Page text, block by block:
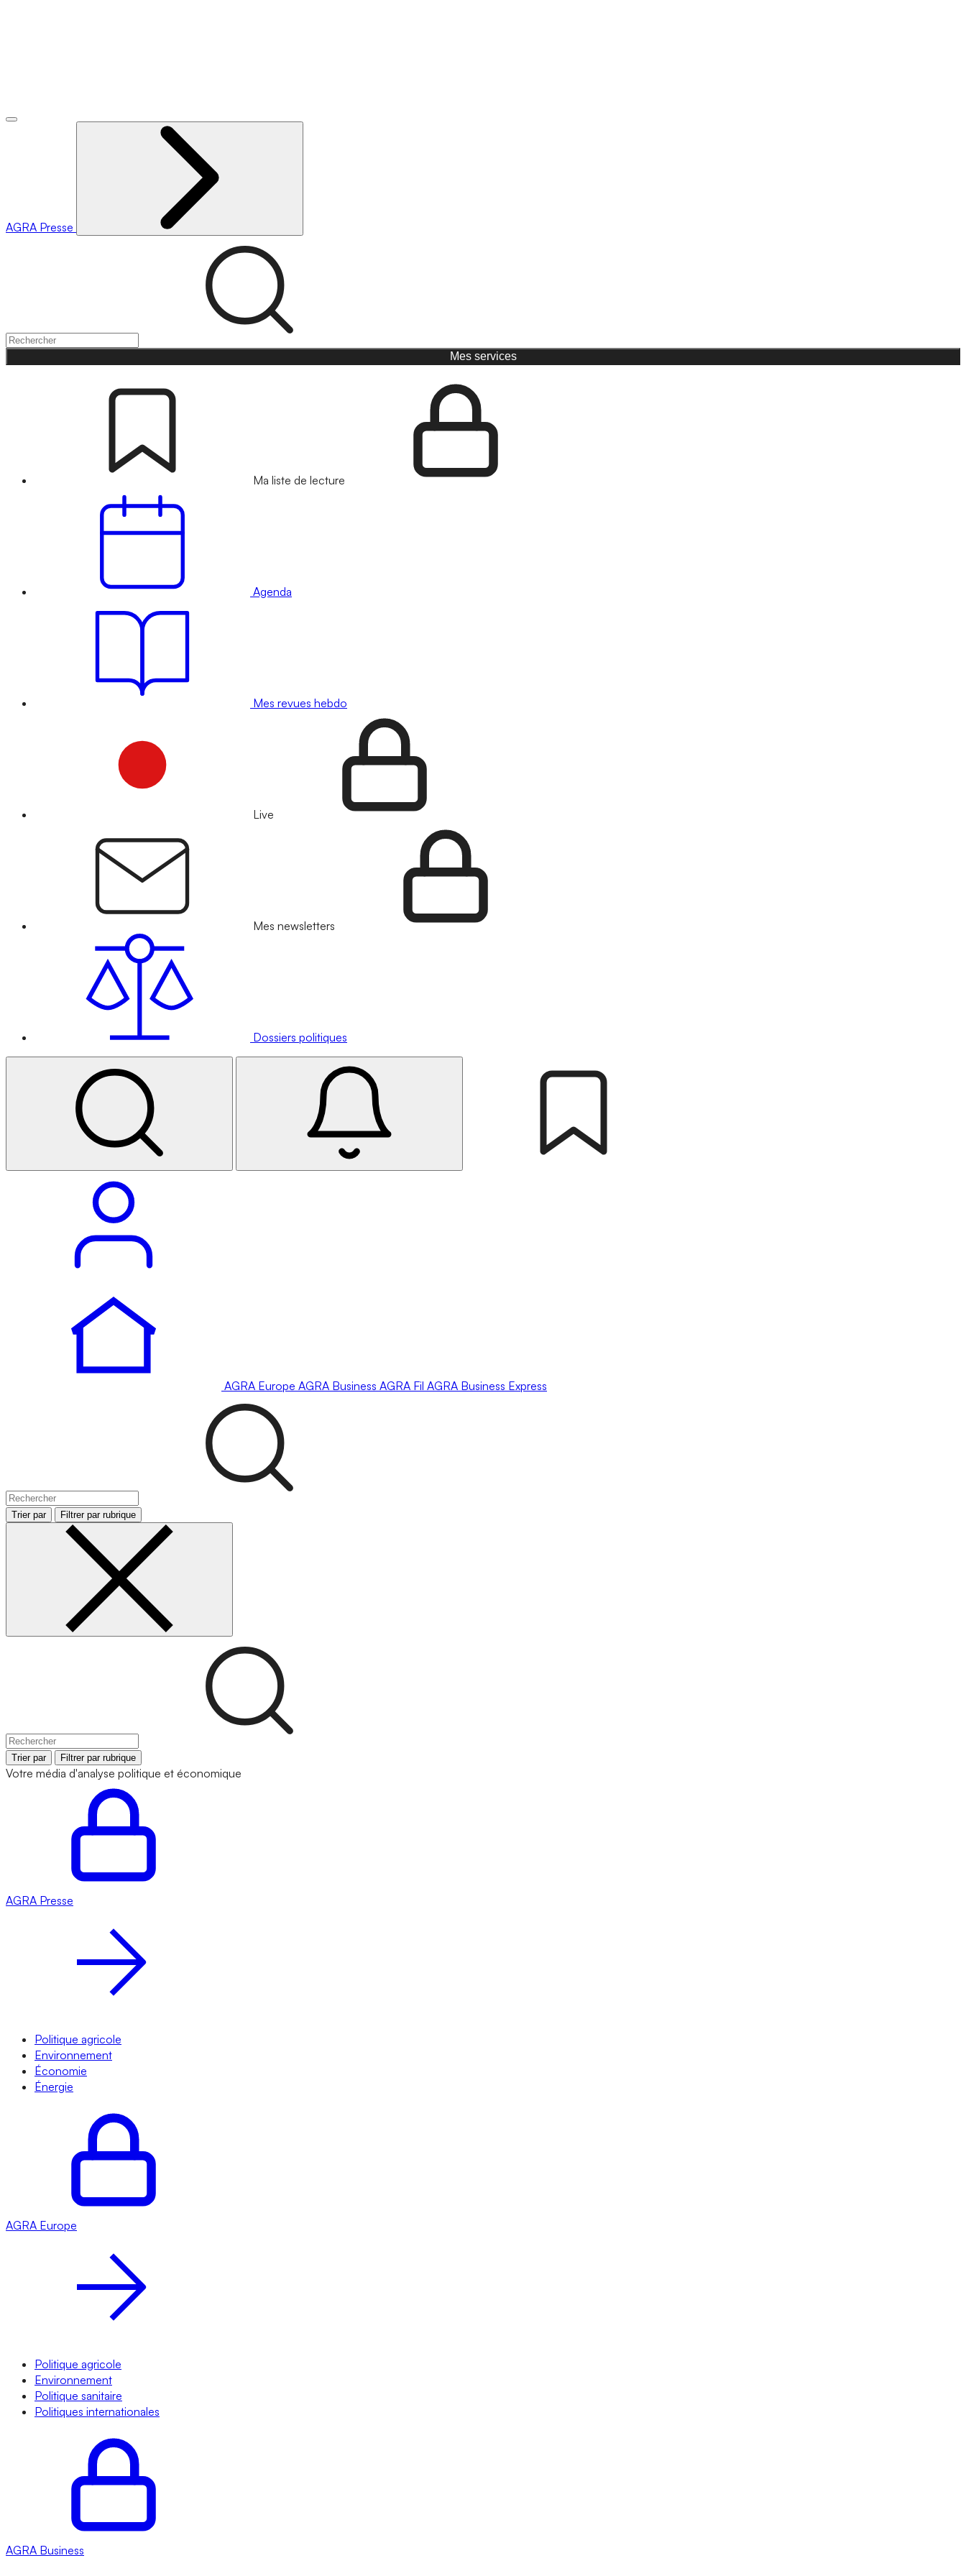
AGRA Presse
Mes services
Ma liste de lecture
Agenda
Mes revues hebdo
Live
Mes newsletters
Dossiers politiques
AGRA Europe AGRA Business AGRA Fil AGRA Business Express
Trier par Filtrer par rubrique
Trier par Filtrer par rubrique
Votre média d'analyse politique et économique
AGRA Presse
Politique agricole
Environnement
Économie
Énergie
AGRA Europe
Politique agricole
Environnement
Politique sanitaire
Politiques internationales
AGRA Business